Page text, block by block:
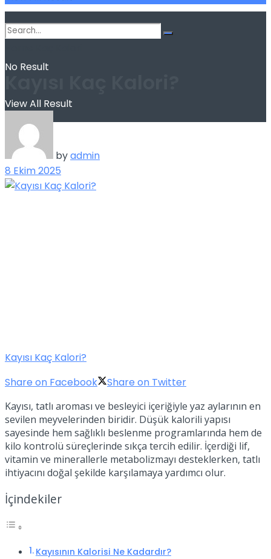
No Result
View All Result
byadmin
8 Ekim 2025
Kayısı Kaç Kalori?
Share on Facebook
Share on Twitter
Kayısı, tatlı aroması ve besleyici içeriğiyle yaz aylarının en
sevilen meyvelerinden biridir. Düşük kalorili yapısı
sayesinde hem sağlıklı beslenme programlarında hem de
kilo kontrolü süreçlerinde sıkça tercih edilir. İçerdiği lif,
vitamin ve minerallerle metabolizmayı desteklerken, tatlı
ihtiyacını doğal şekilde karşılamaya yardımcı olur.
İçindekiler
Kayısının Kalorisi Ne Kadardır?